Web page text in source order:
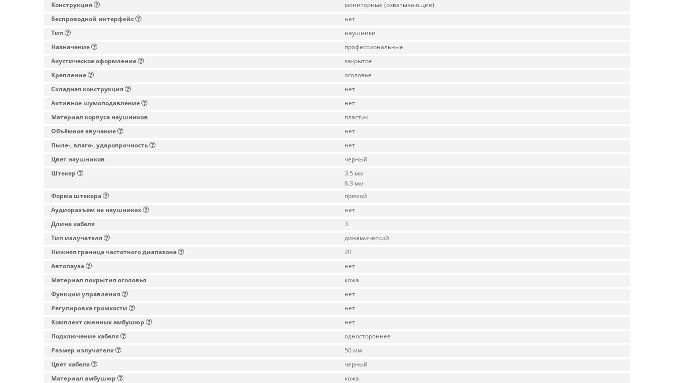
Конструкция
мониторные (охватывающие)
Беспроводной интерфейс
нет
Тип
наушники
Назначение
профессиональные
Акустическое оформление
закрытое
Крепление
оголовье
Складная конструкция
нет
Активное шумоподавление
нет
Материал корпуса наушников
пластик
Объёмное звучание
нет
Пыле-, влаго-, ударопрочность
нет
Цвет наушников
черный
Штекер
3.5 мм
6.3 мм
Форма штекера
прямой
Аудиоразъем на наушниках
нет
Длина кабеля
3
Тип излучателя
динамический
Нижняя граница частотного диапазона
20
Автопауза
нет
Материал покрытия оголовья
кожа
Функции управления
нет
Регулировка громкости
нет
Комплект сменных амбушюр
нет
Подключение кабеля
одностороннее
Размер излучателя
50 мм
Цвет кабеля
черный
Материал амбушюр
кожа